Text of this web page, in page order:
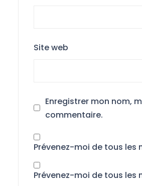
Site web
Enregistrer mon nom,
commentaire.
Prévenez-moi de tous
Prévenez-moi de tous